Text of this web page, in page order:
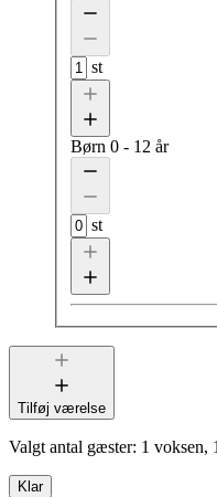
st
Børn 0 - 12 år
st
Tilføj værelse
Valgt antal gæster: 1 voksen,
Klar